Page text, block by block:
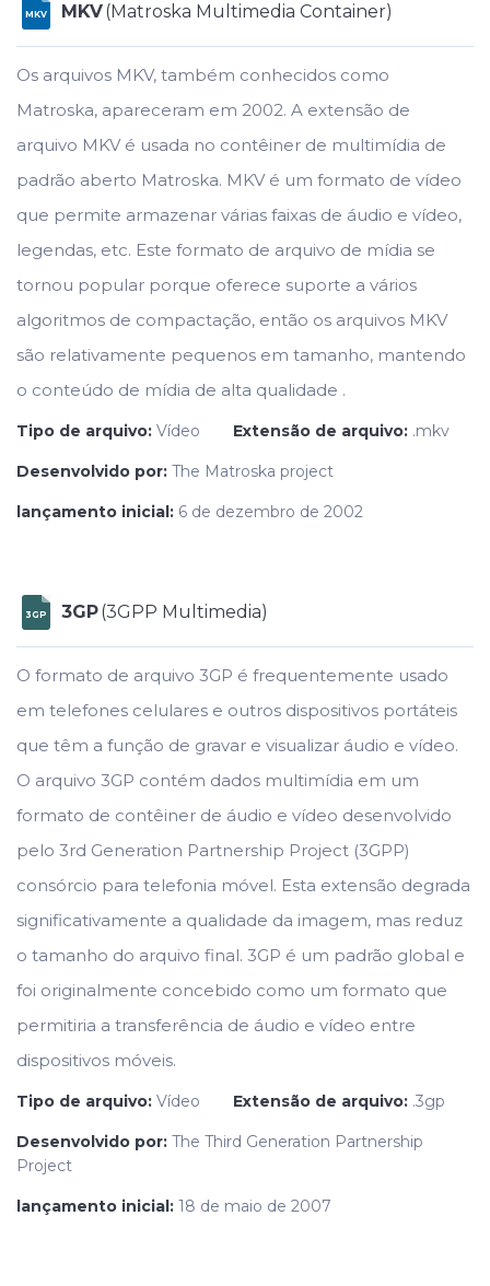
MKV MKV(Matroska Multimedia Container)
Os arquivos MKV, também conhecidos como
Matroska, apareceram em 2002. A extensão de
arquivo MKV é usada no contêiner de multimídia de
padrão aberto Matroska. MKV é um formato de vídeo
que permite armazenar várias faixas de áudio e vídeo,
legendas, etc. Este formato de arquivo de mídia se
tornou popular porque oferece suporte a vários
algoritmos de compactação, então os arquivos MKV
são relativamente pequenos em tamanho, mantendo
o conteúdo de mídia de alta qualidade .
Tipo de arquivo: Vídeo Extensão de arquivo: .mkv
Desenvolvido por: The Matroska project
lançamento inicial: 6 de dezembro de 2002
3GP 3GP(3GPP Multimedia)
O formato de arquivo 3GP é frequentemente usado
em telefones celulares e outros dispositivos portáteis
que têm a função de gravar e visualizar áudio e vídeo.
O arquivo 3GP contém dados multimídia em um
formato de contêiner de áudio e vídeo desenvolvido
pelo 3rd Generation Partnership Project (3GPP)
consórcio para telefonia móvel. Esta extensão degrada
significativamente a qualidade da imagem, mas reduz
o tamanho do arquivo final. 3GP é um padrão global e
foi originalmente concebido como um formato que
permitiria a transferência de áudio e vídeo entre
dispositivos móveis.
Tipo de arquivo: Vídeo Extensão de arquivo: .3gp
Desenvolvido por: The Third Generation Partnership
Project
lançamento inicial: 18 de maio de 2007